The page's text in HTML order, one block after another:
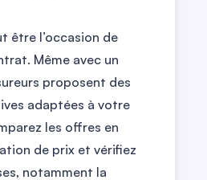
être l’occasion de
Même avec un
proposent des
adaptées à votre
les offres en
de prix et vérifiez
notamment la